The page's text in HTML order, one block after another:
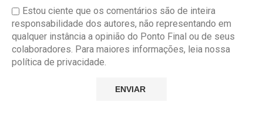
Estou ciente que os comentários são de inteira
responsabilidade dos autores, não representando em
qualquer instância a opinião do Ponto Final ou de seus
colaboradores. Para maiores informações, leia nossa
política de privacidade.